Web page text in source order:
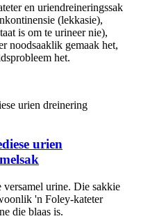
en uriendreineringssak
(lekkasie),
is om te urineer nie),
noodsaaklik gemaak het,
het.
urien
urine. Die sakkie
'n Foley-kateter
die blaas is.